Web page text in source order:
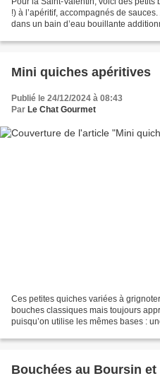
!) à l’apéritif, accompagnés de
dans un bain d’eau bouillante
Mini quiches apéritives
Publié le 24/12/2024 à 08:43
Par Le Chat Gourmet
Ces petites quiches variées à
bouches classiques mais toujours
puisqu’on utilise les mêmes bases :
Bouchées au Boursin